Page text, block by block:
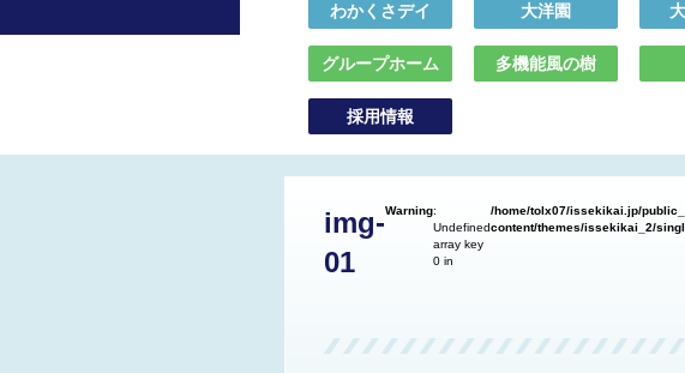
わかくさデイ 大洋園
グループホーム 多機能風の樹
採用情報
img-
01
Warning:
Undefined
array key
0 in
/home/tolx07/issekikai.jp/
content/themes/issekikai_2/